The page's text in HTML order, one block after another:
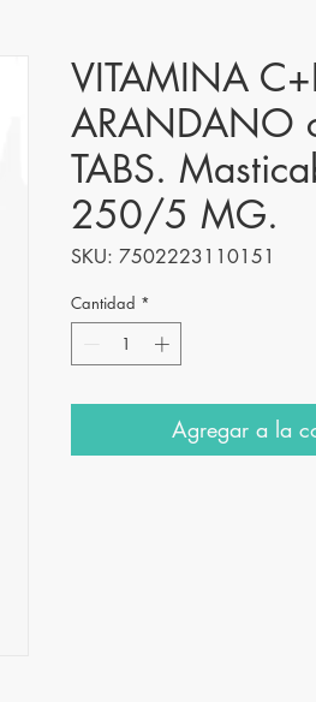
VITAMINA
ARANDANO
TABS.
250/5 MG.
SKU: 7502223110151
Cantidad *
Agregar a la